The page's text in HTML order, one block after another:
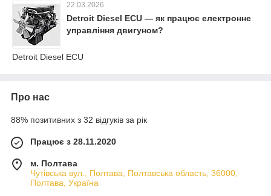
22.03.2026
Detroit Diesel ECU — як працює електронне
управління двигуном?
Detroit Diesel ECU
Про нас
88% позитивних з 32 відгуків за рік
Працює з 28.11.2020
м. Полтава
Чутівська вул., Полтава, Полтавська область, 36000,
Полтава, Україна